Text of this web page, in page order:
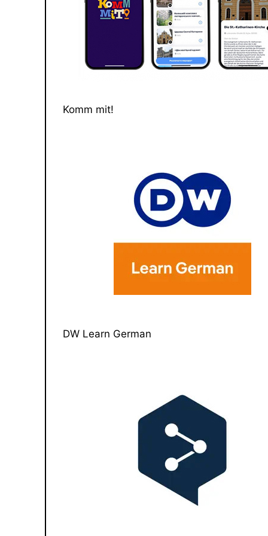
Komm mit!
DW Learn German